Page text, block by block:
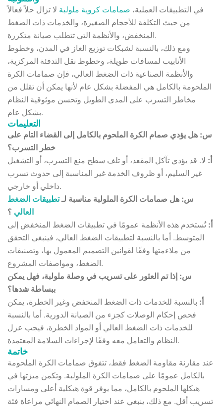
في التطبيقات العملية، صمامات كروية ملولبة لا تزال حلاً فعالاً
من حيث التكلفة للأحجام الصغيرة، والخدمات ذات الضغط
المنخفض، والأنظمة التي تتطلب صيانة متكررة.
ومع ذلك، بالنسبة لشبكات توزيع الغاز في المدن، وخطوط
الأنابيب لمسافات طويلة، وخطوط نقل التدفئة المركزية،
والأنظمة الصناعية ذات الضغط العالي، فإن صمامات الكرة
الملحومة بالكامل هي المفضلة بشكل عام لأنها يمكن أن تقلل من
مخاطر التسرب على المدى الطويل وتحسن موثوقية النظام
بشكل عام.
التعليمات
س: هل يؤدي صمام الكرة الملحوم بالكامل إلى القضاء التام على
خطر التسرب؟
أ: لا. قد يؤدي تآكل المقعد، أو تلف سطح منع التسرب، أو التشغيل
غير السليم، أو ظروف الخدمة غير المناسبة إلى حدوث تسرب
داخلي أو خارجي.
س: هل صمامات الكرة الملولبة مناسبة لـتطبيقات الضغط
العالي ؟
أ:تُستخدم هذه الأنظمة عمومًا في تطبيقات الضغط المنخفض إلى
المتوسط. أما بالنسبة لتطبيقات الضغط العالي، فينبغي التحقق
من ملاءمتها وفقًا لقوانين التصميم المعمول بها، وتصنيفات
الضغط، ومواصفات المشروع.
س: إذا تم العثور على تسريب في وصلة ملولبة، فهل يمكن
ببساطة شدها؟
أ: بالنسبة للخدمات ذات الضغط المنخفض وغير الخطرة، يمكن
فحص إحكام الوصلات كجزء من الصيانة الدورية. أما بالنسبة
للخدمات ذات الضغط العالي أو المواد الخطرة، فيجب عزل
النظام والتعامل معه وفقًا لإجراءات السلامة المعتمدة.
خاتمة
عند مقارنة مقاومة الضغط فقط، تتفوق صمامات الكرة الملحومة
بالكامل عمومًا على صمامات الكرة الملولبة. وتكمن ميزتها في
هيكلها الملحوم بالكامل، مما يوفر قوة هيكلية أعلى ومسارات
تسريب أقل. مع ذلك، ينبغي عند اختيار الصمام النهائي مراعاة فئة